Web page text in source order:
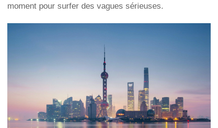
moment pour surfer des vagues sérieuses.